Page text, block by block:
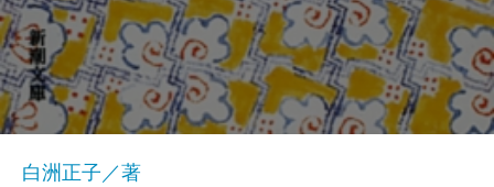
白洲正子／著